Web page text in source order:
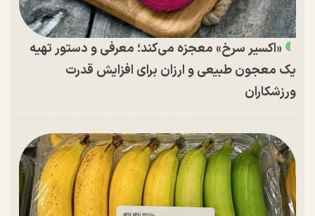
«اکسیر سرخ» معجزه می‌کند؛ معرفی و دستور تهیه
یک معجون طبیعی و ارزان برای افزایش قدرت
ورزشکاران